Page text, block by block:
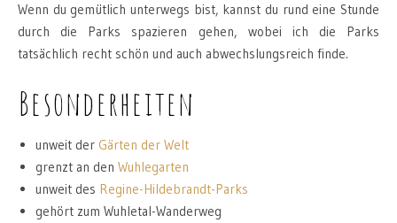
Wenn du gemütlich unterwegs bist, kannst du rund eine Stunde
durch die Parks spazieren gehen, wobei ich die Parks
tatsächlich recht schön und auch abwechslungsreich finde.
Besonderheiten
unweit der Gärten der Welt
grenzt an den Wuhlegarten
unweit des Regine-Hildebrandt-Parks
gehört zum Wuhletal-Wanderweg